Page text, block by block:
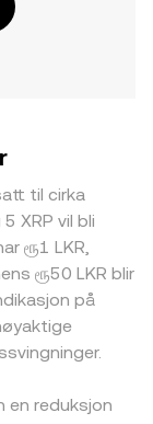
til cirka
XRP vil bli
ரூ1 LKR,
ரூ50 LKR blir
på
en reduksjon